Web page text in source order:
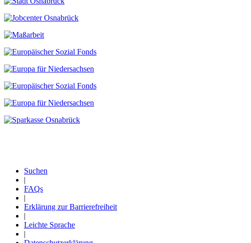
Fußzeile
Suchen
|
FAQs
|
Erklärung zur Barrierefreiheit
|
Leichte Sprache
|